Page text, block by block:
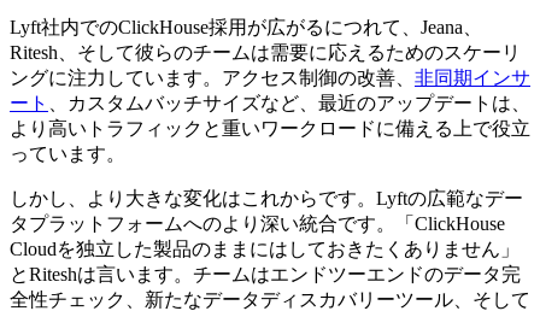
Lyft社内でのClickHouse採用が広がるにつれて、Jeana、
Ritesh、そして彼らのチームは需要に応えるためのスケーリ
ングに注力しています。アクセス制御の改善、 非同期インサ
ート
、カスタムバッチサイズなど、最近のアップデートは、
より高いトラフィックと重いワークロードに備える上で役立
っています。
しかし、より大きな変化はこれからです。Lyftの広範なデー
タプラットフォームへのより深い統合です。「ClickHouse
Cloudを独立した製品のままにはしておきたくありません」
とRiteshは言います。チームはエンドツーエンドのデータ完
全性チェック、新たなデータディスカバリーツール、そして